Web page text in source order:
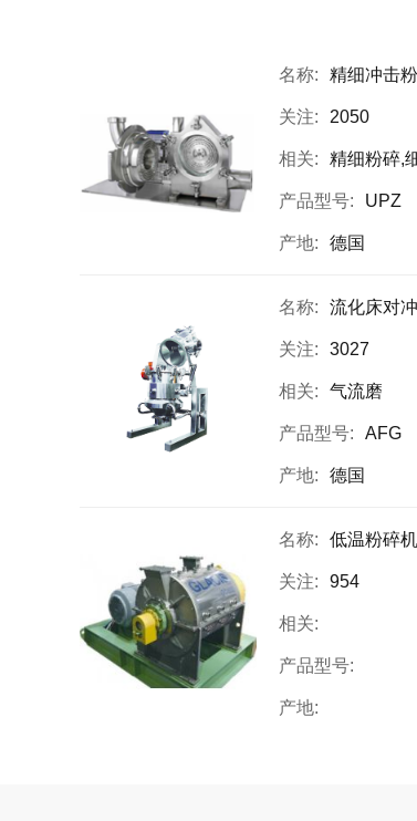
名称: 精细冲击
关注: 2050
相关: 精细粉碎,
产品型号: UPZ
产地: 德国
名称: 流化床对
关注: 3027
相关: 气流磨
产品型号: AFG
产地: 德国
名称: 低温粉碎
关注: 954
相关:
产品型号:
产地: